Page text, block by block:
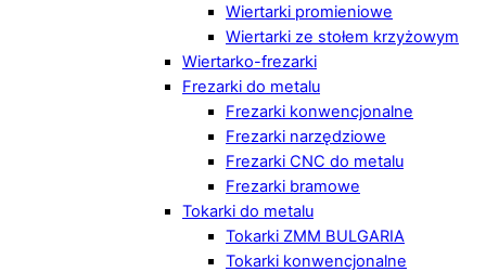
Wiertarki promieniowe
Wiertarki ze stołem krzyżowym
Wiertarko-frezarki
Frezarki do metalu
Frezarki konwencjonalne
Frezarki narzędziowe
Frezarki CNC do metalu
Frezarki bramowe
Tokarki do metalu
Tokarki ZMM BULGARIA
Tokarki konwencjonalne